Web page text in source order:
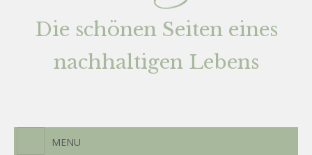
Die schönen Seiten eines
nachhaltigen Lebens
MENU